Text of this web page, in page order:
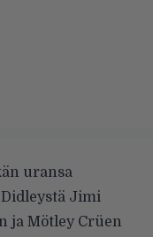
uransa
Jimi
ja Mötley Crüen